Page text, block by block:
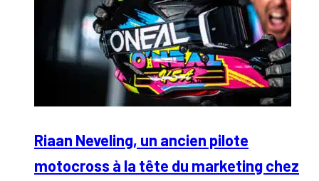
Riaan Neveling, un ancien pilote
motocross à la tête du marketing chez